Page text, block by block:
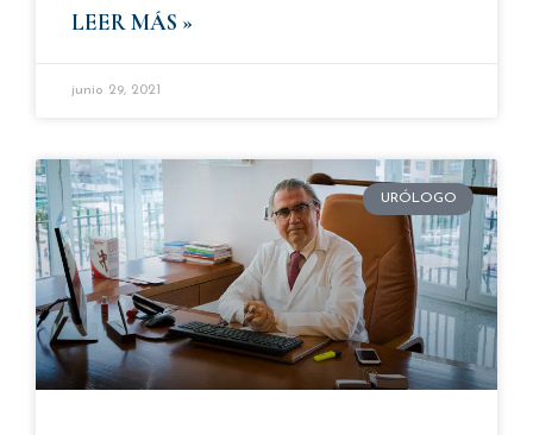
LEER MÁS »
junio 29, 2021
URÓLOGO